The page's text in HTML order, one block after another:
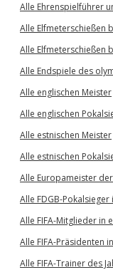
Alle Ehrenspielführer
Alle Elfmeterschießen
Alle Elfmeterschießen
Alle Endspiele des
Alle englischen Meister
Alle englischen
Alle estnischen Meister
Alle estnischen
Alle Europameister
Alle FDGB-Pokalsieger
Alle FIFA-Mitglieder in
Alle FIFA-Präsidenten
Alle FIFA-Trainer des